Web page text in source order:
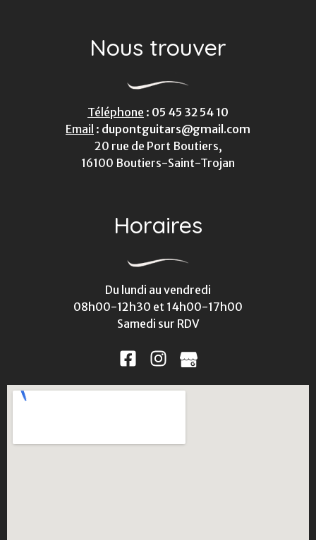
Nous trouver
Téléphone : 05 45 32 54 10
Email : dupontguitars@gmail.com
20 rue de Port Boutiers,
16100 Boutiers-Saint-Trojan
Horaires
Du lundi au vendredi
08h00-12h30 et 14h00-17h00
Samedi sur RDV